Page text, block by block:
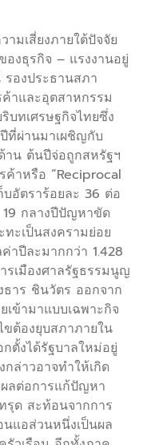
มเสี่ยงภายใต้ปัจจัย
องธุรกิจ – แรงงานอยู่
องประธานสภา
าและอุตสาหกรรม
ทเศรษฐกิจไทยซึ่ง
ที่ผ่านมาเผชิญกับ
าน ต้นปีจ่อถูกสหรัฐฯ
ค้าหรือ “Reciprocal
บอัตราร้อยละ 36 ต่อ
19 กลางปีปัญหาขัด
ะเป็นสงครามย่อย
าปีละมากกว่า 1.428
เมืองศาลรัฐธรรมนูญ
าร ชินวัตร ออกจาก
เข้ามาแบบเฉพาะกิจ
ขต้องยุบสภาภายใน
ตั้งได้รัฐบาลใหม่อยู่
ล่าวอาจทำให้เกิด
ลต่อการแก้ปัญหา
รุด สะท้อนจากการ
แอส่วนหนึ่งเป็นผล